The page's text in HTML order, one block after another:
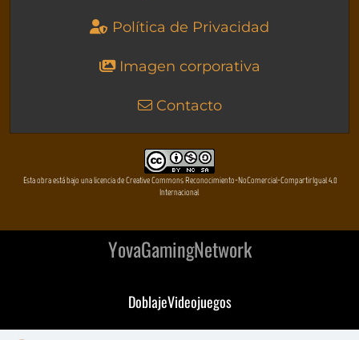
Política de Privacidad
Imagen corporativa
Contacto
Esta obra está bajo una licencia de Creative Commons Reconocimiento-NoComercial-CompartirIgual 4.0
Internacional
YovaGamingNetwork
DoblajeVideojuegos